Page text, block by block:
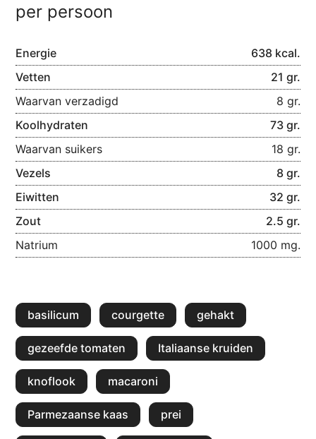
per persoon
Energie
638 kcal.
Vetten
21 gr.
Waarvan verzadigd
8 gr.
Koolhydraten
73 gr.
Waarvan suikers
18 gr.
Vezels
8 gr.
Eiwitten
32 gr.
Zout
2.5 gr.
Natrium
1000 mg.
basilicum courgette gehakt
gezeefde tomaten Italiaanse kruiden
knoflook macaroni
Parmezaanse kaas prei